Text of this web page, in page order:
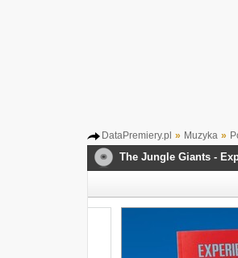
DataPremiery.pl » Muzyka »
The Jungle Giants -